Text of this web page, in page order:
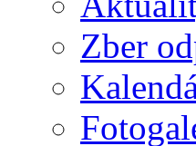
Zber